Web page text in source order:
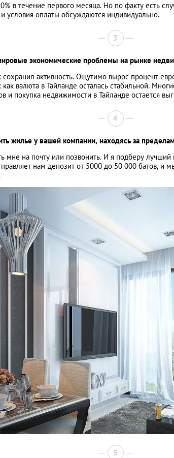
в течение первого месяца. Но по факту есть
условия оплаты обсуждаются индивидуально.
3
экономические проблемы на рынке
активность. Ощутимо вырос процент
валюта в Тайланде осталась стабильной.
и покупка недвижимости в Тайланде остается
4
жилье у вашей компании, находясь за
мне на почту или позвонить. И я подберу
нам депозит от 5000 до 50 000 батов,
5